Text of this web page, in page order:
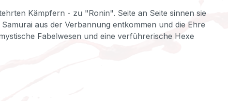
Kämpfern - zu "Ronin". Seite an Seite sinnen sie
aus der Verbannung entkommen und die Ehre
Fabelwesen und eine verführerische Hexe